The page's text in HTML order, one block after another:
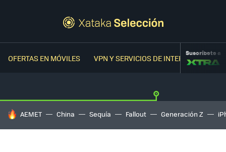
OFERTAS EN MÓVILES VPN Y SERVICIOS DE INTERNETSuscríbete a
HOY SE HABLA DE
AEMET China Sequía Fallout Generación Z